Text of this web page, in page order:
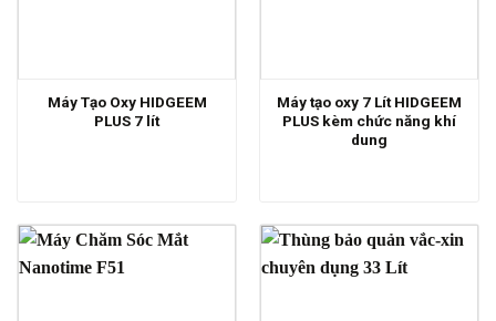
Máy Tạo Oxy HIDGEEM
PLUS 7 lít
Máy tạo oxy 7 Lít HIDGEEM
PLUS kèm chức năng khí
dung